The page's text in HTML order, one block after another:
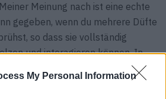
My Personal Information
Meinung nach ist eine echte
gegeben, wenn du mehrere Düfte
so dass sie vollständig
und interagieren können. In